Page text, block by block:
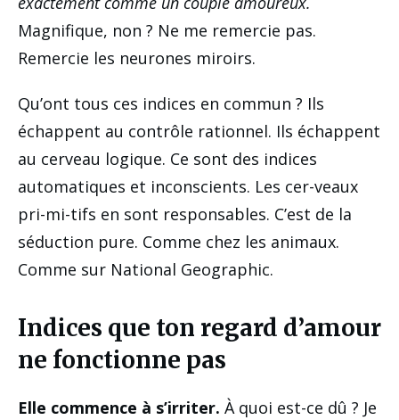
Magnifique, non ? Ne me remercie pas.
Remercie les neurones miroirs.
Qu’ont tous ces indices en commun ? Ils
échappent au contrôle rationnel. Ils échappent
au cerveau logique. Ce sont des indices
automatiques et inconscients. Les cer-veaux
pri-mi-tifs en sont responsables. C’est de la
séduction pure. Comme chez les animaux.
Comme sur National Geographic.
Indices que ton regard d’amour
ne fonctionne pas
Elle commence à s’irriter. À quoi est-ce dû ? Je